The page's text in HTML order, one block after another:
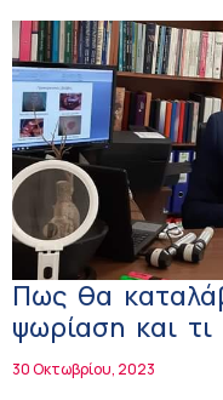
Πως θα
ψωρίαση και
30 Οκτωβρίου, 2023